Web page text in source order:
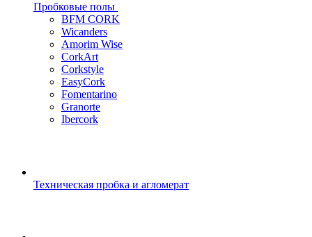
Пробковые полы
BFM CORK
Wicanders
Amorim Wise
CorkArt
Corkstyle
EasyCork
Fomentarino
Granorte
Ibercork
Техническая пробка и агломерат